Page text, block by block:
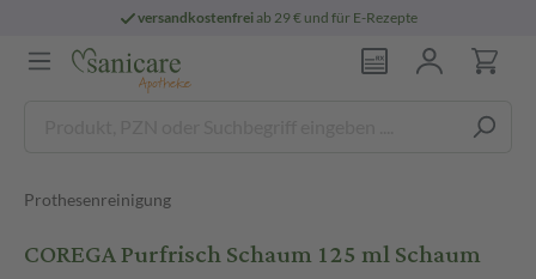
versandkostenfreiab 29 € und für E-Rezepte
Prothesenreinigung
COREGA Purfrisch Schaum 125 ml Schaum